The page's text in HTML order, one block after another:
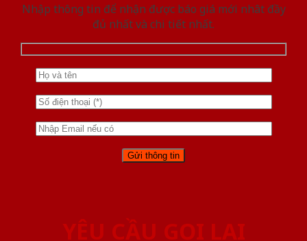
Nhập thông tin để nhận được báo giá mới nhât đầy
đủ nhất và chi tiết nhất.
YÊU CẦU GỌI LẠI